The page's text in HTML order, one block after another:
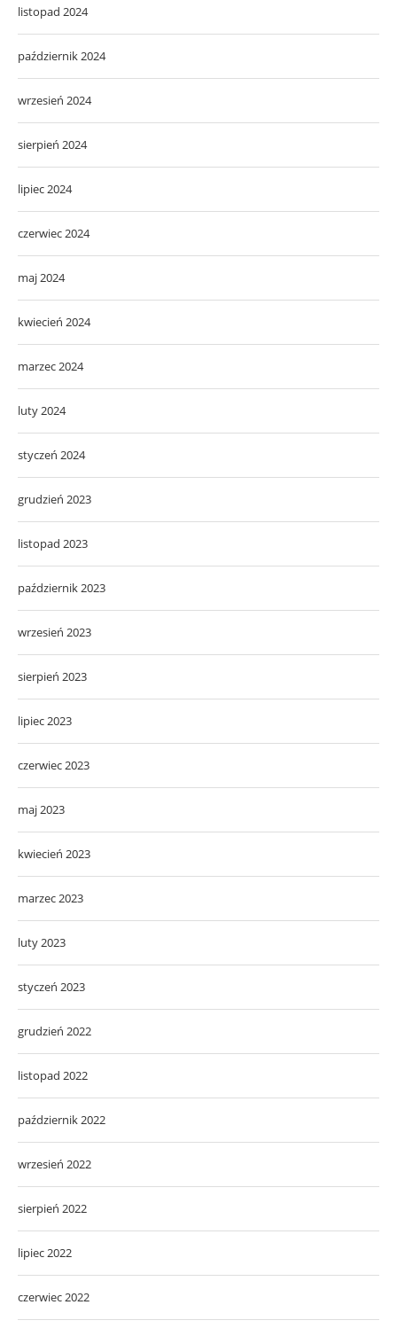
listopad 2024
październik 2024
wrzesień 2024
sierpień 2024
lipiec 2024
czerwiec 2024
maj 2024
kwiecień 2024
marzec 2024
luty 2024
styczeń 2024
grudzień 2023
listopad 2023
październik 2023
wrzesień 2023
sierpień 2023
lipiec 2023
czerwiec 2023
maj 2023
kwiecień 2023
marzec 2023
luty 2023
styczeń 2023
grudzień 2022
listopad 2022
październik 2022
wrzesień 2022
sierpień 2022
lipiec 2022
czerwiec 2022